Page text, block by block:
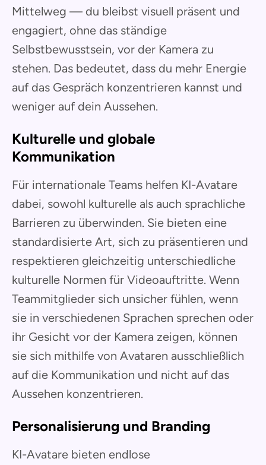
Mittelweg — du bleibst visuell präsent und
engagiert, ohne das ständige
Selbstbewusstsein, vor der Kamera zu
stehen. Das bedeutet, dass du mehr Energie
auf das Gespräch konzentrieren kannst und
weniger auf dein Aussehen.
Kulturelle und globale
Kommunikation
Für internationale Teams helfen KI-Avatare
dabei, sowohl kulturelle als auch sprachliche
Barrieren zu überwinden. Sie bieten eine
standardisierte Art, sich zu präsentieren und
respektieren gleichzeitig unterschiedliche
kulturelle Normen für Videoauftritte. Wenn
Teammitglieder sich unsicher fühlen, wenn
sie in verschiedenen Sprachen sprechen oder
ihr Gesicht vor der Kamera zeigen, können
sie sich mithilfe von Avataren ausschließlich
auf die Kommunikation und nicht auf das
Aussehen konzentrieren.
Personalisierung und Branding
KI-Avatare bieten endlose